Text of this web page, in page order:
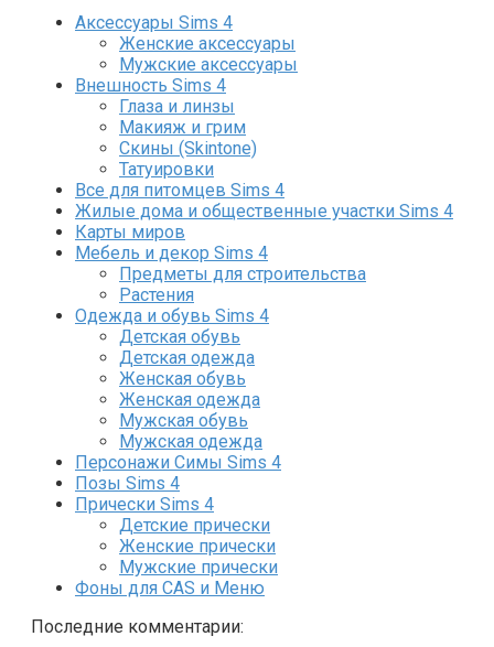
Аксессуары Sims 4
Женские аксессуары
Мужские аксессуары
Внешность Sims 4
Глаза и линзы
Макияж и грим
Скины (Skintone)
Татуировки
Все для питомцев Sims 4
Жилые дома и общественные участки Sims 4
Карты миров
Мебель и декор Sims 4
Предметы для строительства
Растения
Одежда и обувь Sims 4
Детская обувь
Детская одежда
Женская обувь
Женская одежда
Мужская обувь
Мужская одежда
Персонажи Симы Sims 4
Позы Sims 4
Прически Sims 4
Детские прически
Женские прически
Мужские прически
Фоны для CAS и Меню
Последние комментарии: